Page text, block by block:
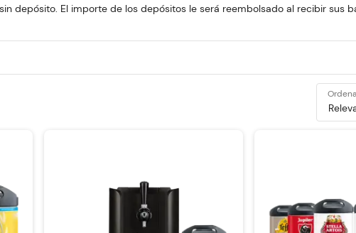
depósito. El importe de los depósitos le será reembolsado al recibir sus